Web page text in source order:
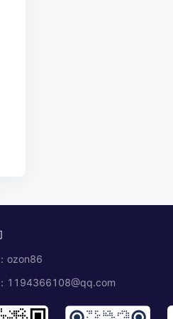
ozon86
1194366108@qq.com